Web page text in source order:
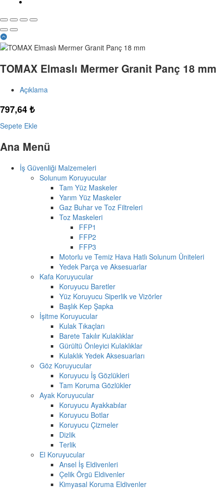
TOMAX Elmaslı Mermer Granit Panç 18 mm
Açıklama
797,64₺
Sepete Ekle
Ana Menü
İş Güvenliği Malzemeleri
Solunum Koruyucular
Tam Yüz Maskeler
Yarım Yüz Maskeler
Gaz Buhar ve Toz Filtreleri
Toz Maskeleri
FFP1
FFP2
FFP3
Motorlu ve Temiz Hava Hatlı Solunum Üniteleri
Yedek Parça ve Aksesuarlar
Kafa Koruyucular
Koruyucu Baretler
Yüz Koruyucu Siperlik ve Vizörler
Başlık Kep Şapka
İşitme Koruyucular
Kulak Tıkaçları
Barete Takılır Kulaklıklar
Gürültü Önleyici Kulaklıklar
Kulaklık Yedek Aksesuarları
Göz Koruyucular
Koruyucu İş Gözlükleri
Tam Koruma Gözlükler
Ayak Koruyucular
Koruyucu Ayakkabılar
Koruyucu Botlar
Koruyucu Çizmeler
Dizlik
Terlik
El Koruyucular
Ansel İş Eldivenleri
Çelik Örgü Eldivenler
Kimyasal Koruma Eldivenler